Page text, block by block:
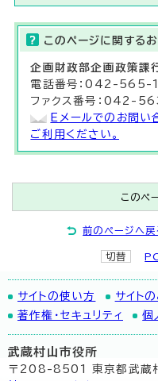
このページに関する
企画財政部企画政策課
電話番号：042-565-
ファクス番号：042-
Eメールでのお問い
ご利用ください。
このペ
前のページへ戻
切替
サイトの使い方
サイト
著作権・セキュリティ
個
武蔵村山市役所
〒208-8501 東京都武蔵